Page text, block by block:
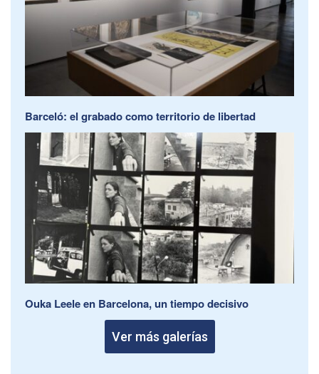
Barceló: el grabado como territorio de libertad
Ouka Leele en Barcelona, un tiempo decisivo
Ver más galerías